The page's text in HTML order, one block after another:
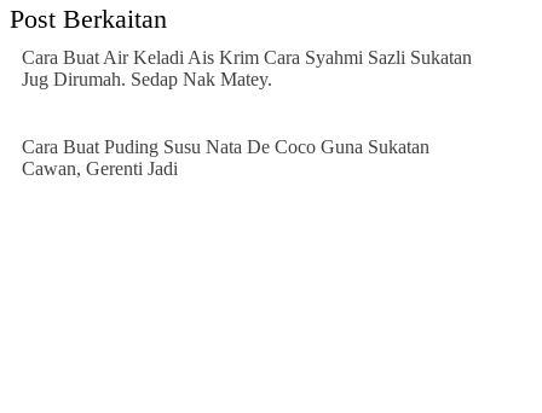
Post Berkaitan
Cara Buat Air Keladi Ais Krim Cara Syahmi Sazli Sukatan
Jug Dirumah. Sedap Nak Matey.
Cara Buat Puding Susu Nata De Coco Guna Sukatan
Cawan, Gerenti Jadi